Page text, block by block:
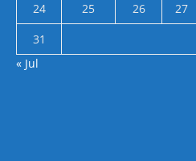
24
25 26 27
31
« Jul